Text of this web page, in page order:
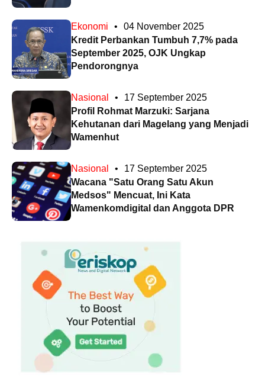
Ekonomi •
04 November 2025
Kredit Perbankan Tumbuh 7,7% pada
September 2025, OJK Ungkap
Pendorongnya
Nasional •
17 September 2025
Profil Rohmat Marzuki: Sarjana
Kehutanan dari Magelang yang Menjadi
Wamenhut
Nasional •
17 September 2025
Wacana "Satu Orang Satu Akun
Medsos" Mencuat, Ini Kata
Wamenkomdigital dan Anggota DPR